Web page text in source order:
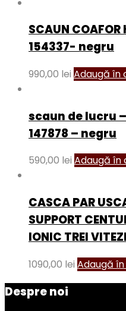
SCAUN
154337- negru
990,00 lei Adaugă în
scaun de lucru
147878 – negru
590,00 lei Adaugă în
CASCA PAR
SUPPORT
IONIC TREI
1090,00 lei Adaugă
Despre noi